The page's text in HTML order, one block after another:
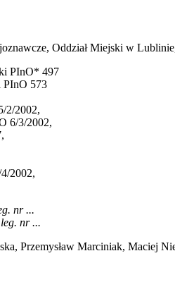
Oddział Miejski w
PInO* 497
PInO 573
2/2002,
6/3/2002,
2002,
nr ...
nr ...
Przemysław Marciniak, Maciej